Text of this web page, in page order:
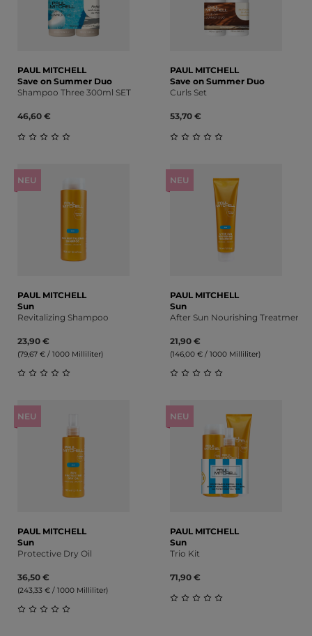
PAUL MITCHELL
Save on Summer Duo
Shampoo Three 300ml SET
46,60 €
PAUL MITCHELL
Save on Summer Duo
Curls Set
53,70 €
NEU
PAUL MITCHELL
Sun
Revitalizing Shampoo
23,90 €
(79,67 € / 1000 Milliliter)
NEU
PAUL MITCHELL
Sun
After Sun Nourishing Treatment
21,90 €
(146,00 € / 1000 Milliliter)
NEU
PAUL MITCHELL
Sun
Protective Dry Oil
36,50 €
(243,33 € / 1000 Milliliter)
NEU
PAUL MITCHELL
Sun
Trio Kit
71,90 €